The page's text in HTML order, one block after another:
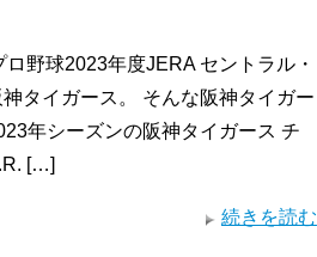
野球2023年度JERA セントラル・
タイガース。 そんな阪神タイガー
年シーズンの阪神タイガース チ
[…]
続きを読む